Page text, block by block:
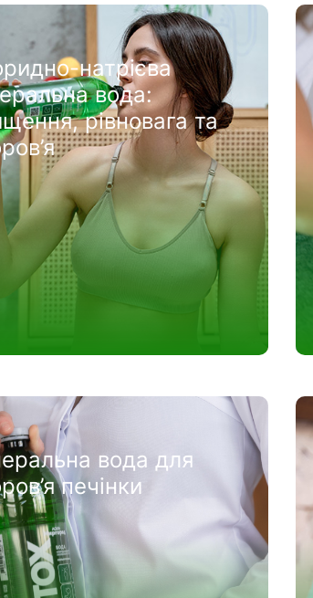
натрієва
вода:
рівновага та
вода для
печінки